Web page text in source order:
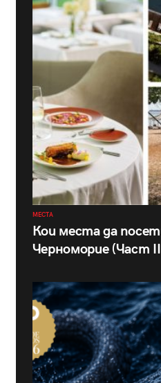
МЕСТА
Кои места да
Черноморие (Част